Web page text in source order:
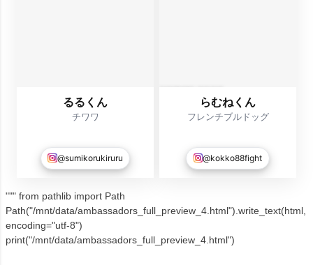
るるくん
チワワ
@sumikorukiruru
らむねくん
フレンチブルドッグ
@kokko88fight
""" from pathlib import Path
Path("/mnt/data/ambassadors_full_preview_4.html").write_text(html,
encoding="utf-8")
print("/mnt/data/ambassadors_full_preview_4.html")